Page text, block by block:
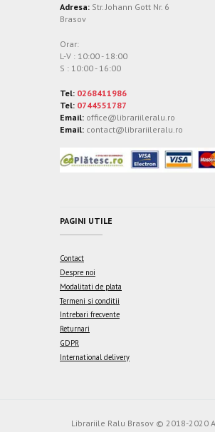
Adresa: Str. Johann Gott Nr. 6
Brasov
Orar:
L-V : 10:00 - 18:00
S : 10:00 - 16:00
Tel: 0268411986
Tel: 0744551787
Email: office@librariileralu.ro
Email: contact@librariileralu.ro
PAGINI UTILE
Contact
Despre noi
Modalitati de plata
Termeni si conditii
Intrebari frecvente
Returnari
GDPR
International delivery
Librariile Ralu Brasov © 2018-2020